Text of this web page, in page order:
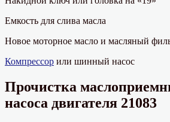
Емкость для слива масла
Новое моторное масло и масляный
Компрессор или шинный насос
Прочистка
насоса двигателя 21083